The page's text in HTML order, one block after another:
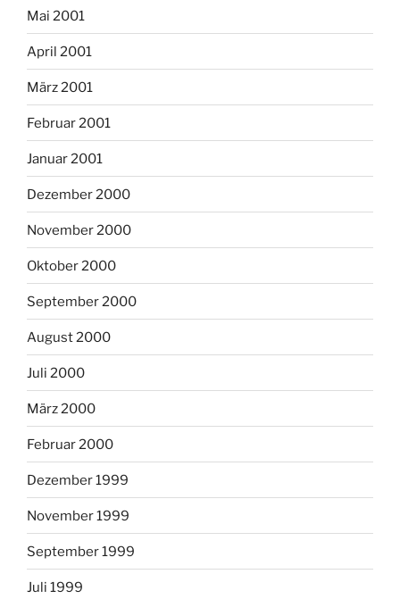
Mai 2001
April 2001
März 2001
Februar 2001
Januar 2001
Dezember 2000
November 2000
Oktober 2000
September 2000
August 2000
Juli 2000
März 2000
Februar 2000
Dezember 1999
November 1999
September 1999
Juli 1999